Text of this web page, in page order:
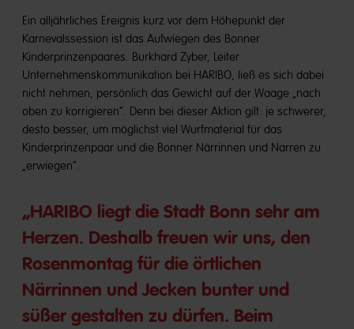
Ein alljährliches Ereignis kurz vor dem Höhepunkt der
Karnevalssession ist das Aufwiegen des Bonner
Kinderprinzenpaares. Burkhard Zyber, Leiter
Unternehmenskommunikation bei HARIBO, ließ es sich dabei
nicht nehmen, persönlich das Gewicht auf der Waage „nach
oben zu korrigieren“. Denn bei dieser Aktion gilt: je schwerer,
desto besser, um möglichst viel Wurfmaterial für das
Kinderprinzenpaar und die Bonner Närrinnen und Narren zu
„erwiegen“.
„HARIBO liegt die Stadt Bonn sehr am
Herzen. Deshalb freuen wir uns, den
Rosenmontag für die örtlichen
Närrinnen und Jecken bunter und
süßer gestalten zu dürfen. Beim